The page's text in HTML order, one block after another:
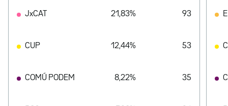
JxCAT 21,83% 93
CUP 12,44% 53
COMÚ PODEM 8,22% 35